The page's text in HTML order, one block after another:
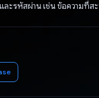
และรหัสผ่าน เช่น ข้อความ